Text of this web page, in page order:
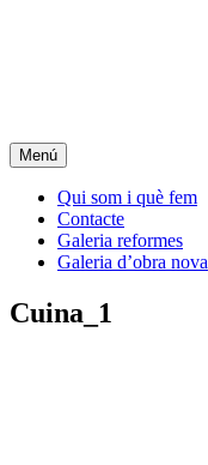
Menú
Qui som i què fem
Contacte
Galeria reformes
Galeria d’obra nova
Cuina_1